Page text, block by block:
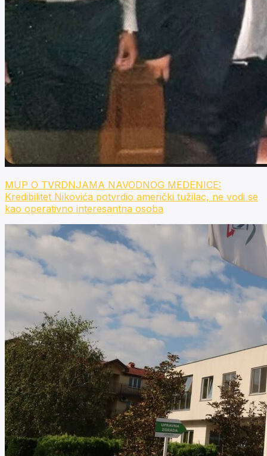
MUP O TVRDNJAMA NAVODNOG MEDENICE:
Kredibilitet Nikovića potvrdio američki tužilac, ne vodi se
kao operativno interesantna osoba